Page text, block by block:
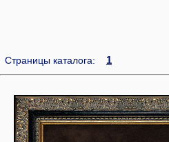
Страницы каталога: 1